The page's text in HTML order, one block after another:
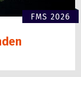
FMS 2026